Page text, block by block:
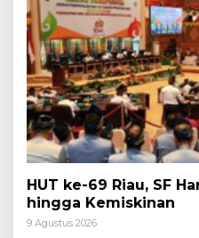
HUT ke-69 Riau, SF
hingga Kemiskinan
9 Agustus 2026